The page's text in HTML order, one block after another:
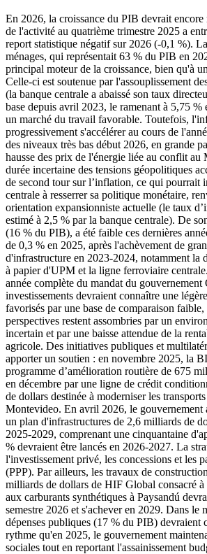
En 2026, la croissance du PIB devrait
de l'activité au quatrième trimestre 2025 a
report statistique négatif sur 2026 (-0,1 %).
ménages, qui représentait 63 % du PIB en
principal moteur de la croissance, bien qu'à
Celle-ci est soutenue par l'assouplissement
(la banque centrale a abaissé son taux
base depuis avril 2023, le ramenant à 5,75
un marché du travail favorable. Toutefois,
progressivement s'accélérer au cours de
des niveaux très bas début 2026, en grande
hausse des prix de l'énergie liée au conflit
durée incertaine des tensions géopolitiques
de second tour sur l’inflation, ce qui pourrait
centrale à resserrer sa politique monétaire,
orientation expansionniste actuelle (le taux
estimé à 2,5 % par la banque centrale). De
(16 % du PIB), a été faible ces dernières
de 0,3 % en 2025, après l'achèvement de
d'infrastructure en 2023-2024, notamment la
à papier d'UPM et la ligne ferroviaire
année complète du mandat du
investissements devraient connaître une
favorisés par une base de comparaison faible,
perspectives restent assombries par un
incertain et par une baisse attendue de la
agricole. Des initiatives publiques et
apporter un soutien : en novembre 2025, la
programme d’amélioration routière de 675
en décembre par une ligne de crédit
de dollars destinée à moderniser les
Montevideo. En avril 2026, le gouvernement
un plan d'infrastructures de 2,6 milliards de
2025-2029, comprenant une cinquantaine
% devraient être lancés en 2026-2027. La
l'investissement privé, les concessions et les
(PPP). Par ailleurs, les travaux de
milliards de dollars de HIF Global consacré
aux carburants synthétiques à Paysandú
semestre 2026 et s'achever en 2029. Dans le
dépenses publiques (17 % du PIB) devraient
rythme qu'en 2025, le gouvernement
sociales tout en reportant l'assainissement